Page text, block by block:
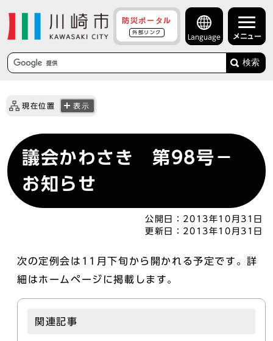
防災ポータル
外部リンク
Language メニュー
検索
現在位置 表示
議会かわさき 第98号－
お知らせ
公開日： 2013年10月31日
更新日： 2013年10月31日
次の定例会は11月下旬から開かれる予定です。詳
細はホームページに掲載します。
関連記事